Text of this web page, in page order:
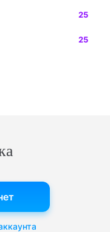
25
25